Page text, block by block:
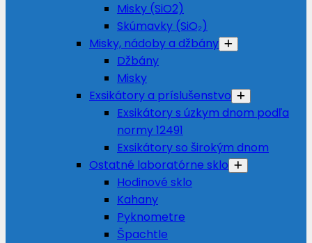
Misky (SiO2)
Skúmavky (SiO₂)
Misky, nádoby a džbány
Džbány
Misky
Exsikátory a príslušenstvo
Exsikátory s úzkym dnom podľa
normy 12491
Exsikátory so širokým dnom
Ostatné laboratórne sklo
Hodinové sklo
Kahany
Pyknometre
Špachtle